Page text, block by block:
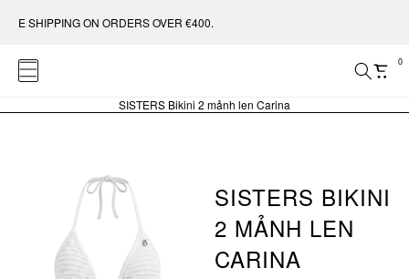
ON ORDERS OVER €400.
0
SISTERS Bikini 2 mảnh len Carina
SISTERS BIKINI
2 MẢNH LEN
CARINA